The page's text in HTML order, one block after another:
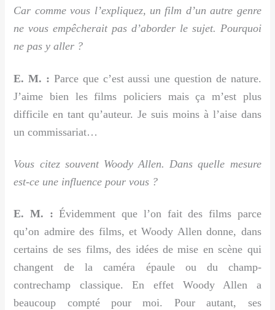
Car comme vous l’expliquez, un film d’un autre genre
ne vous empêcherait pas d’aborder le sujet. Pourquoi
ne pas y aller ?
E. M. : Parce que c’est aussi une question de nature.
J’aime bien les films policiers mais ça m’est plus
difficile en tant qu’auteur. Je suis moins à l’aise dans
un commissariat…
Vous citez souvent Woody Allen. Dans quelle mesure
est-ce une influence pour vous ?
E. M. : Évidemment que l’on fait des films parce
qu’on admire des films, et Woody Allen donne, dans
certains de ses films, des idées de mise en scène qui
changent de la caméra épaule ou du champ-
contrechamp classique. En effet Woody Allen a
beaucoup compté pour moi. Pour autant, ses